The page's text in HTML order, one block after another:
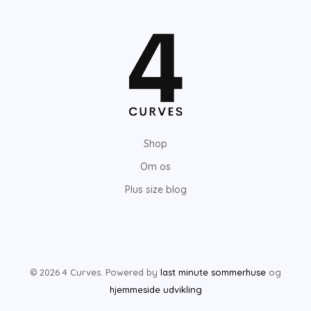
Shop
Om os
Plus size blog
© 2026 4 Curves. Powered by last minute sommerhuse og
hjemmeside udvikling